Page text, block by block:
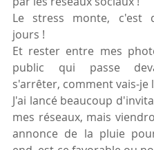
Le stress monte, c'est
jours !
Et rester entre mes
public qui passe
s'arrêter, comment vais-je
J'ai lancé beaucoup
mes réseaux, mais
annonce de la pluie